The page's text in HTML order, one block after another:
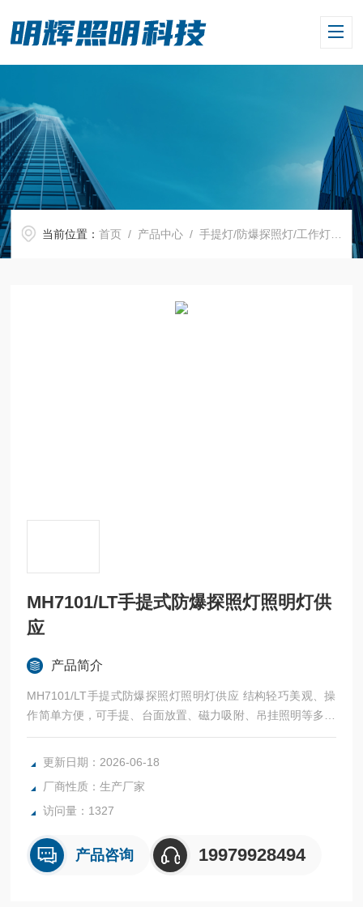
当前位置：首页 / 产品中心 /手提灯/防爆探照灯/工作灯
MH7101/LT手提式防爆探照灯照明灯供
应
产品简介
MH7101/LT手提式防爆探照灯照明灯供应 结构轻巧美观、操
作简单方便，可手提、台面放置、磁力吸附、吊挂照明等多种
方式；轻触式开关，操作更方便耐用；底部包橡胶大大增强了
外壳抗冲击能力，抗跌落性能更强。
更新日期：2026-06-18
厂商性质：生产厂家
访问量：1327
产品咨询 19979928494